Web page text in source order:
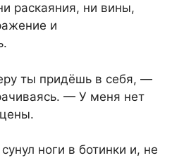
раскаяния, ни вины,
и
ты придёшь в себя, —
— У меня нет
ноги в ботинки и, не